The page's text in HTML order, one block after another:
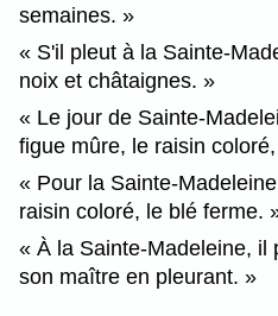
semaines.
S'il pleut à la Sainte-
noix et châtaignes.
Le jour de Sainte-
figue mûre, le raisin
Pour la Sainte-
raisin coloré, le blé ferme.
À la Sainte-Madeleine, il
son maître en pleurant.